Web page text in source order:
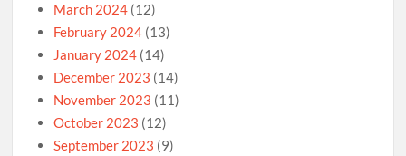
March 2024 (12)
February 2024 (13)
January 2024 (14)
December 2023 (14)
November 2023 (11)
October 2023 (12)
September 2023 (9)